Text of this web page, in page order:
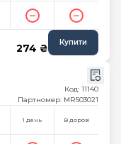
274 ₴ Купити
Код: 11140
Партномер: MR503021
1 день В дорозі